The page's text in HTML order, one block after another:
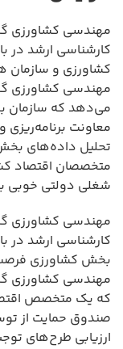
مهندسی کشاورزی
کارشناسی ارشد در
کشاورزی و سازمان
مهندسی کشاورزی
می‌دهد که سازمان
معاونت
تحلیل داده‌های
متخصصان اقتصاد
شغلی دولتی خوبی
مهندسی کشاورزی
کارشناسی ارشد در
بخش کشاورزی فرصت
مهندسی کشاورزی
که یک متخصص
صندوق حمایت از
ارزیابی طرح‌های